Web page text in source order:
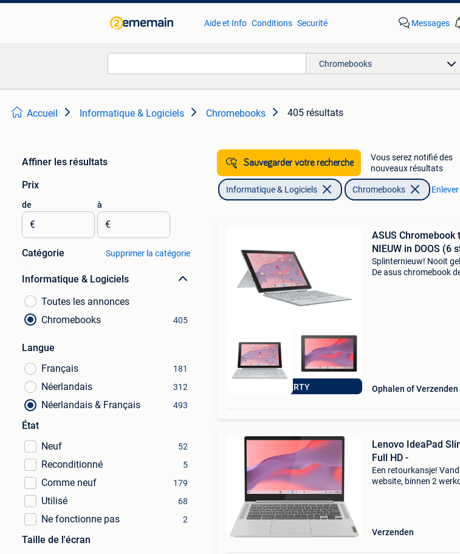
Aide et Info Conditions Securité Messages
Chromebooks
Accueil Informatique & Logiciels Chromebooks 405 résultats
Affiner les résultats
Prix
de
€
à
€
Catégorie Supprimer la catégorie
Informatique & Logiciels
Toutes les annonces
Chromebooks
405
Langue
Français
181
Néerlandais 312
Néerlandais & Français 493
État
Neuf
52
Reconditionné 5
Comme neuf 179
Utilisé 68
Ne fonctionne pas 2
Taille de l'écran
Sauvegarder votre recherche
Vous serez notifié des
nouveaux résultats
Informatique & Logiciels Chromebooks
AZERTY
ASUS
NIEUW in DOOS (6
Splinternieuw! Nooit
De asus chromebook
Ophalen of Verzenden
Lenovo IdeaPad
Full HD -
Een retourkansje!
website, binnen 2
Verzenden